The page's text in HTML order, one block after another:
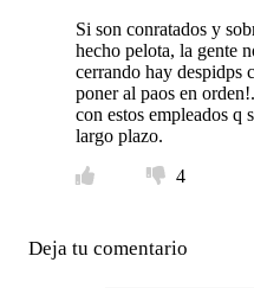
Si son conratados y
hecho pelota, la gente
cerrando hay despidps
poner al paos en
con estos empleados q
largo plazo.
4
Deja tu comentario